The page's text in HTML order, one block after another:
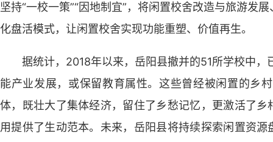
坚持“一校一策”“因地制宜”，将闲置校舍改造与旅游发
化盘活模式，让闲置校舍实现功能重塑、价值再生。
据统计，2018年以来，岳阳县撤并的51所学校中
能产业发展，或保留教育属性。这些曾经被闲置的乡
体，既壮大了集体经济，留住了乡愁记忆，更激活了
用提供了生动范本。未来，岳阳县将持续探索闲置资